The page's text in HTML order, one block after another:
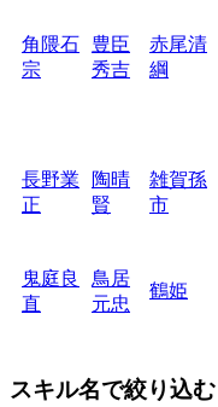
角隈石
宗
豊臣
秀吉
赤尾清
綱
長野業
正
陶晴
賢
雑賀孫
市
鬼庭良
直
鳥居
元忠
鶴姫
スキル名で絞り込む